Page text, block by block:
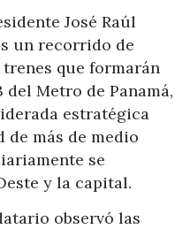
José Raúl
un recorrido de
que formarán
Metro de Panamá,
estratégica
más de medio
se
y la capital.
observó las